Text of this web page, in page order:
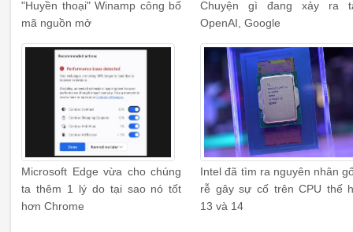
"Huyền thoại" Winamp công bố
mã nguồn mở
Chuyện gì đang xảy ra
OpenAI, Google
Microsoft Edge vừa cho chúng
ta thêm 1 lý do tại sao nó tốt
hơn Chrome
Intel đã tìm ra nguyên nhân
rễ gây sự cố trên CPU thế
13 và 14